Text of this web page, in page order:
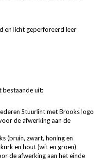
en licht geperforeerd leer
bestaande uit:
Stuurlint met Brooks logo
de afwerking aan de
(bruin, zwart, honing en
en hout (wit en groen)
de afwerking aan het einde